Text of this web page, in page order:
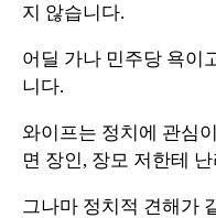
지 않습니다.
어딜 가나 민주당 욕이
니다.
와이프는 정치에 관심
면 장인, 장모 저한테
그나마 정치적 견해가